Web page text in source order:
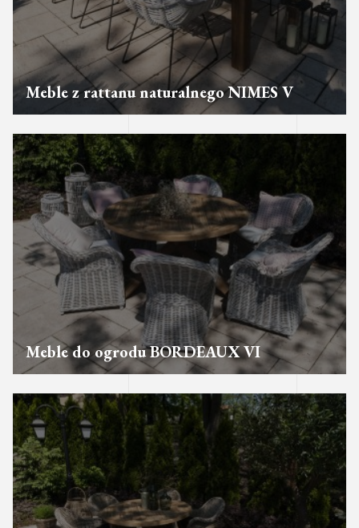
Meble z rattanu naturalnego NIMES V
Meble do ogrodu BORDEAUX VI